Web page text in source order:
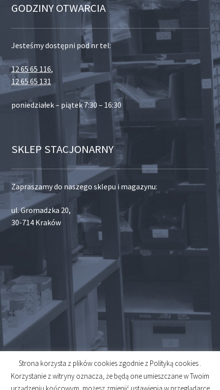
GODZINY OTWARCIA
Jesteśmy dostępni pod nr tel:
12 65 65 116,
12 65 65 131
poniedziałek – piątek 7:30 – 16:30
SKLEP STACJONARNY
Zapraszamy do naszego sklepu i magazynu:
ul. Gromadzka 20,
30-714 Kraków
© 2026
Created byMidero
Strona korzysta z plików cookies zgodnie z Polityką cookies .
Korzystanie z witryny oznacza, że będą one umieszczane w Twoim